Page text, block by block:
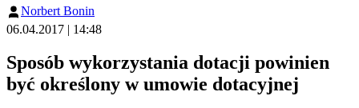
Norbert Bonin
06.04.2017 | 14:48
Sposób wykorzystania dotacji powinien
być określony w umowie dotacyjnej